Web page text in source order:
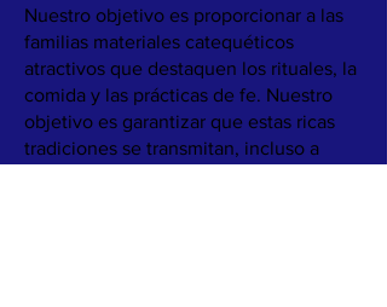
Nuestro objetivo es proporcionar a las
familias materiales catequéticos
atractivos que destaquen los rituales, la
comida y las prácticas de fe. Nuestro
objetivo es garantizar que estas ricas
tradiciones se transmitan, incluso a